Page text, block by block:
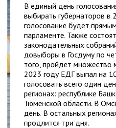
В единый день
выбирать губернаторов в
голосование будет
парламенте. Также
законодательных
довыборы в Госдуму по
того, пройдет множество
2023 году ЕДГ выпал на
голосовать всего один
регионах: республике
Тюменской области. В
день. В остальных
продлится три дня.